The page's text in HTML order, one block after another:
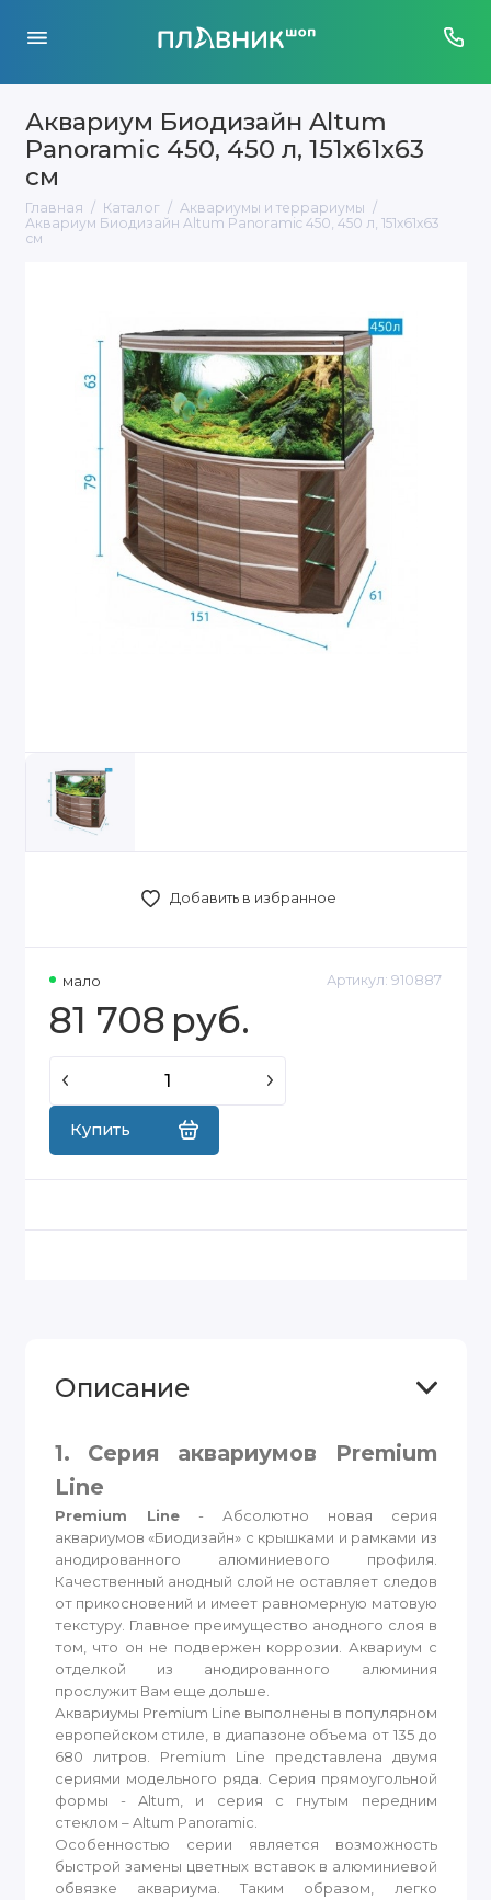
Аквариум Биодизайн Altum
Panoramic 450, 450 л, 151x61x63
см
Главная Каталог
Аквариумы и террариумы
Аквариум Биодизайн Altum Panoramic 450, 450 л, 151x61x63
см
Добавить в избранное
мало Артикул: 910887
81 708 руб.
Купить
Описание
1. Серия аквариумов Premium
Line
Premium Line- Абсолютно новая серия
аквариумов «Биодизайн» с крышками и рамками из
анодированного алюминиевого профиля.
Качественный анодный слой не оставляет следов
от прикосновений и имеет равномерную матовую
текстуру. Главное преимущество анодного слоя в
том, что он не подвержен коррозии. Аквариум с
отделкой из анодированного алюминия
прослужит Вам еще дольше.
Аквариумы Premium Line выполнены в популярном
европейском стиле, в диапазоне объема от 135 до
680 литров. Premium Line представлена двумя
сериями модельного ряда. Серия прямоугольной
формы - Altum, и серия с гнутым передним
стеклом – Altum Panoramic.
Особенностью серии является возможность
быстрой замены цветных вставок в алюминиевой
обвязке аквариума. Таким образом, легко